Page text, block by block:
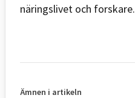
näringslivet och forskare.
Ämnen i artikeln